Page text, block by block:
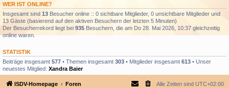
WER IST ONLINE?
Insgesamt sind 13 Besucher online :: 0 sichtbare Mitglieder, 0 unsichtbare Mitglieder und
13 Gäste (basierend auf den aktiven Besuchern der letzten 5 Minuten)
Der Besucherrekord liegt bei 935 Besuchern, die am Do 28. Mai 2026, 10:37 gleichzeitig
online waren.
STATISTIK
Beiträge insgesamt 577 • Themen insgesamt 303 • Mitglieder insgesamt 613 • Unser
neuestes Mitglied: Xandra Baier
ISDV-Homepage Foren Alle Zeiten sind UTC+02:00